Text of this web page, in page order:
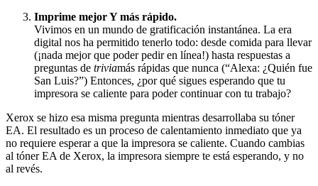
Imprime mejor Y más rápido.
Vivimos en un mundo de gratificación instantánea. La era
digital nos ha permitido tenerlo todo: desde comida para llevar
(¡nada mejor que poder pedir en línea!) hasta respuestas a
preguntas de triviamás rápidas que nunca (“Alexa: ¿Quién fue
San Luis?”) Entonces, ¿por qué sigues esperando que tu
impresora se caliente para poder continuar con tu trabajo?
Xerox se hizo esa misma pregunta mientras desarrollaba su tóner
EA. El resultado es un proceso de calentamiento inmediato que ya
no requiere esperar a que la impresora se caliente. Cuando cambias
al tóner EA de Xerox, la impresora siempre te está esperando, y no
al revés.